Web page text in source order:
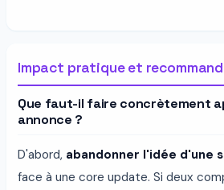
Impact pratique et
Que faut-il faire concrètement
annonce ?
D'abord, abandonner l'idée d'une
face à une core update. Si deux